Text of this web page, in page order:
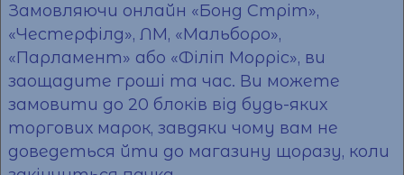
Замовляючи онлайн «Бонд Стріт»,
«Честерфілд», ЛМ, «Мальборо»,
«Парламент» або «Філіп Морріс», ви
заощадите гроші та час. Ви можете
замовити до 20 блоків від будь-яких
торгових марок, завдяки чому вам не
доведеться йти до магазину щоразу, коли